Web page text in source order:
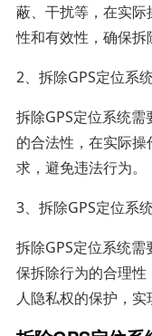
蔽、干扰等，在实
性和有效性，确保拆
2、拆除GPS定位系
拆除GPS定位系统
的合法性，在实际
求，避免违法行为。
3、拆除GPS定位系
拆除GPS定位系统
保拆除行为的合理
人隐私权的保护，实